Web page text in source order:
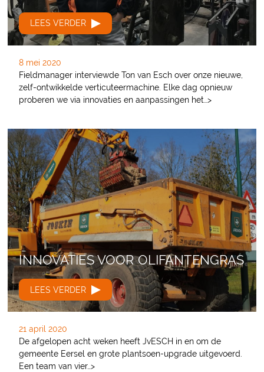
LEES VERDER
8 mei 2020
Fieldmanager interviewde Ton van Esch over onze nieuwe,
zelf-ontwikkelde verticuteermachine. Elke dag opnieuw
proberen we via innovaties en aanpassingen het…>
INNOVATIES VOOR OLIFANTENGRAS
LEES VERDER
21 april 2020
De afgelopen acht weken heeft JvESCH in en om de
gemeente Eersel en grote plantsoen-upgrade uitgevoerd.
Een team van vier…>